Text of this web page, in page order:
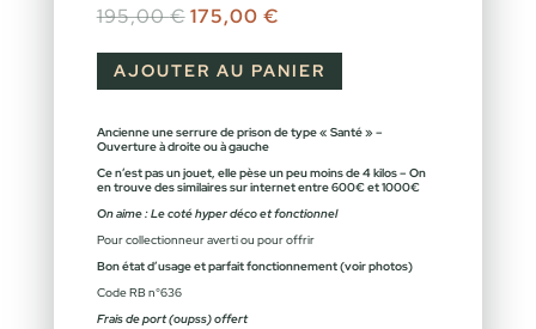
195,00€ Le prix initial était : 195,00 €.
175,00 €
AJOUTER AU PANIER
Ancienne une serrure de prison de type « Santé » –
Ouverture à droite ou à gauche
Ce n’est pas un jouet, elle pèse un peu moins de 4 kilos – On
en trouve des similaires sur internet entre 600€ et 1000€
On aime : Le coté hyper déco et fonctionnel
Pour collectionneur averti ou pour offrir
Bon état d’usage et parfait fonctionnement (voir photos)
Code RB n°636
Frais de port (oupss) offert